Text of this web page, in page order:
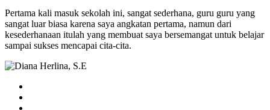
Pertama kali masuk sekolah ini, sangat sederhana, guru guru yang
sangat luar biasa karena saya angkatan pertama, namun dari
kesederhanaan itulah yang membuat saya bersemangat untuk belajar
sampai sukses mencapai cita-cita.